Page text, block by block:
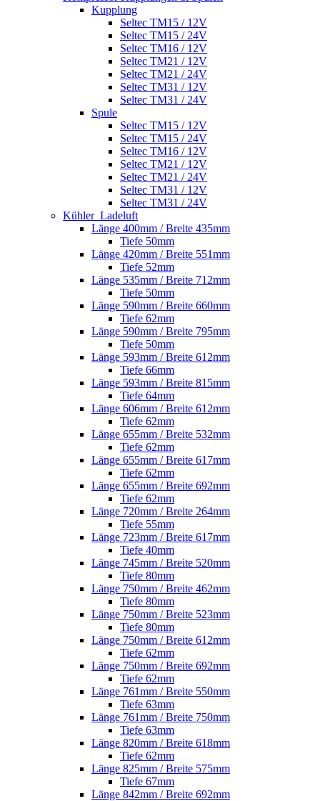
Kupplung
Seltec TM15 / 12V
Seltec TM15 / 24V
Seltec TM16 / 12V
Seltec TM21 / 12V
Seltec TM21 / 24V
Seltec TM31 / 12V
Seltec TM31 / 24V
Spule
Seltec TM15 / 12V
Seltec TM15 / 24V
Seltec TM16 / 12V
Seltec TM21 / 12V
Seltec TM21 / 24V
Seltec TM31 / 12V
Seltec TM31 / 24V
Kühler_Ladeluft
Länge 400mm / Breite 435mm
Tiefe 50mm
Länge 420mm / Breite 551mm
Tiefe 52mm
Länge 535mm / Breite 712mm
Tiefe 50mm
Länge 590mm / Breite 660mm
Tiefe 62mm
Länge 590mm / Breite 795mm
Tiefe 50mm
Länge 593mm / Breite 612mm
Tiefe 66mm
Länge 593mm / Breite 815mm
Tiefe 64mm
Länge 606mm / Breite 612mm
Tiefe 62mm
Länge 655mm / Breite 532mm
Tiefe 62mm
Länge 655mm / Breite 617mm
Tiefe 62mm
Länge 655mm / Breite 692mm
Tiefe 62mm
Länge 720mm / Breite 264mm
Tiefe 55mm
Länge 723mm / Breite 617mm
Tiefe 40mm
Länge 745mm / Breite 520mm
Tiefe 80mm
Länge 750mm / Breite 462mm
Tiefe 80mm
Länge 750mm / Breite 523mm
Tiefe 80mm
Länge 750mm / Breite 612mm
Tiefe 62mm
Länge 750mm / Breite 692mm
Tiefe 62mm
Länge 761mm / Breite 550mm
Tiefe 63mm
Länge 761mm / Breite 750mm
Tiefe 63mm
Länge 820mm / Breite 618mm
Tiefe 62mm
Länge 825mm / Breite 575mm
Tiefe 67mm
Länge 842mm / Breite 692mm